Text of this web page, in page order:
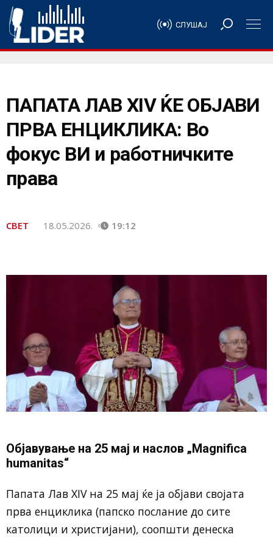
СЛУШАЈ
ПАПАТА ЛАВ XIV ЌЕ ОБЈАВИ
ПРВА ЕНЦИКЛИКА: Во
фокус ВИ и работничките
права
СВЕТ 18.05.2026. 19:12
Објавување на 25 мај и наслов „Magnifica
humanitas“
Папата Лав XIVна 25 мај ќе ја објави својата
прва енциклика (папско послание до сите
католици и христијани), соопшти денеска